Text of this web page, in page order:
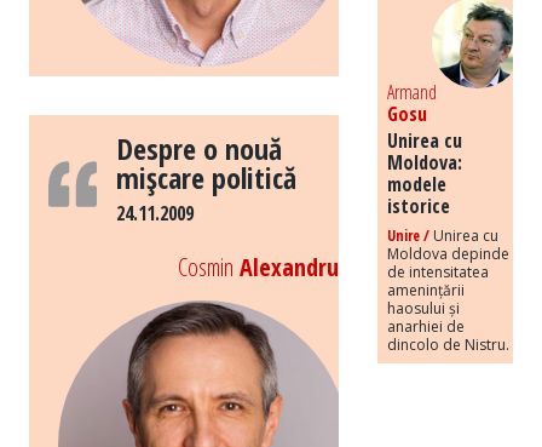
Despre o nouă
mişcare politică
24.11.2009
Cosmin Alexandru
Armand
Gosu
Unirea cu
Moldova:
modele
istorice
Unire / Unirea cu
Moldova depinde
de intensitatea
amenințării
haosului și
anarhiei de
dincolo de Nistru.